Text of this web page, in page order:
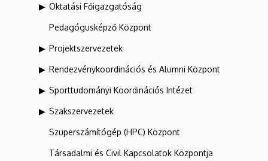
Oktatási Főigazgatóság
Pedagógusképző Központ
Projektszervezetek
Rendezvénykoordinációs és Alumni Központ
Sporttudományi Koordinációs Intézet
Szakszervezetek
Szuperszámítógép (HPC) Központ
Társadalmi és Civil Kapcsolatok Központja